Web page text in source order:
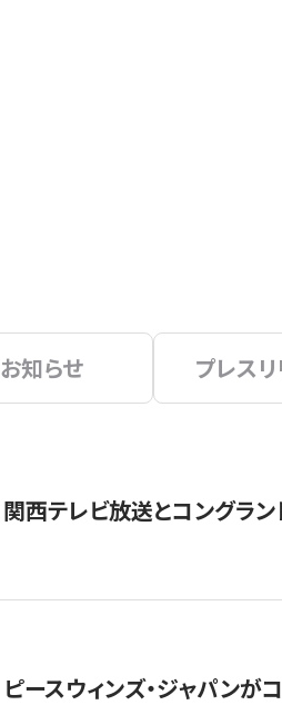
お知らせ プレスリ
関西テレビ放送とコングラ
ピースウィンズ・ジャパン